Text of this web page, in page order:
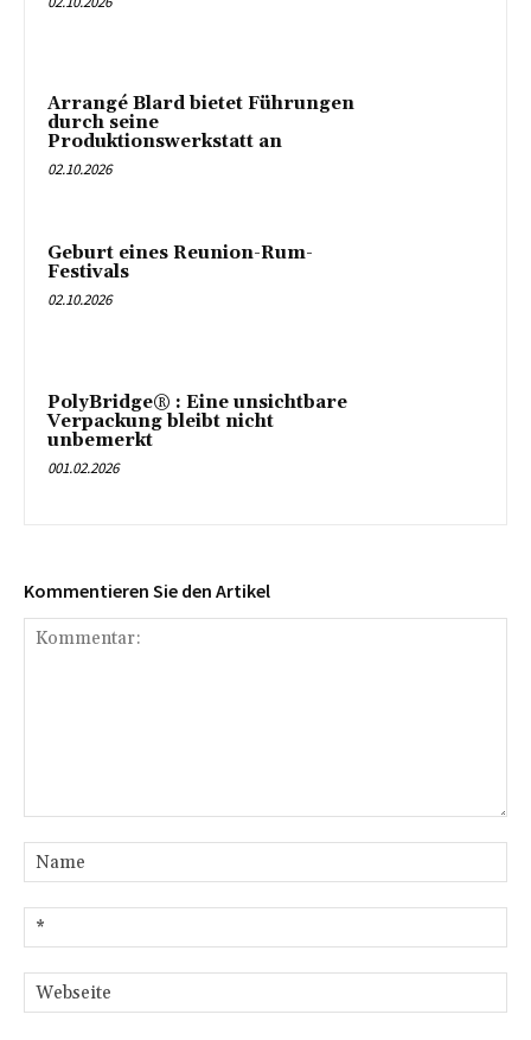
Arrangé Blard bietet Führungen
durch seine
Produktionswerkstatt an
02.10.2026
Geburt eines Reunion-Rum-
Festivals
02.10.2026
PolyBridge® : Eine unsichtbare
Verpackung bleibt nicht
unbemerkt
001.02.2026
Kommentieren Sie den Artikel